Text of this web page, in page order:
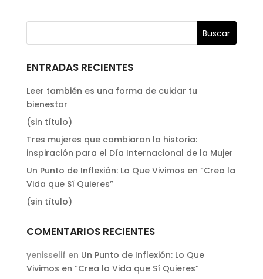
ENTRADAS RECIENTES
Leer también es una forma de cuidar tu
bienestar
(sin título)
Tres mujeres que cambiaron la historia:
inspiración para el Día Internacional de la Mujer
Un Punto de Inflexión: Lo Que Vivimos en “Crea la
Vida que Sí Quieres”
(sin título)
COMENTARIOS RECIENTES
yenisselif en Un Punto de Inflexión: Lo Que
Vivimos en “Crea la Vida que Sí Quieres”